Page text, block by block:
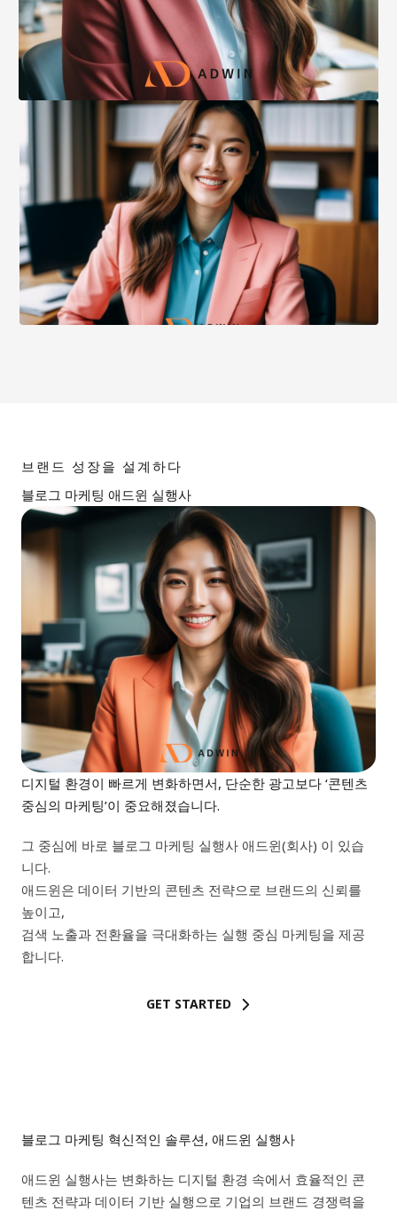
브랜드 성장을 설계하다
블로그 마케팅 애드윈 실행사
디지털 환경이 빠르게 변화하면서, 단순한 광고보다 ‘콘텐츠
중심의 마케팅’이 중요해졌습니다.
그 중심에 바로 블로그 마케팅 실행사 애드윈(회사) 이 있습
니다.
애드윈은 데이터 기반의 콘텐츠 전략으로 브랜드의 신뢰를
높이고,
검색 노출과 전환율을 극대화하는 실행 중심 마케팅을 제공
합니다.
GET STARTED
블로그 마케팅 혁신적인 솔루션, 애드윈 실행사
애드윈 실행사는 변화하는 디지털 환경 속에서 효율적인 콘
텐츠 전략과 데이터 기반 실행으로 기업의 브랜드 경쟁력을